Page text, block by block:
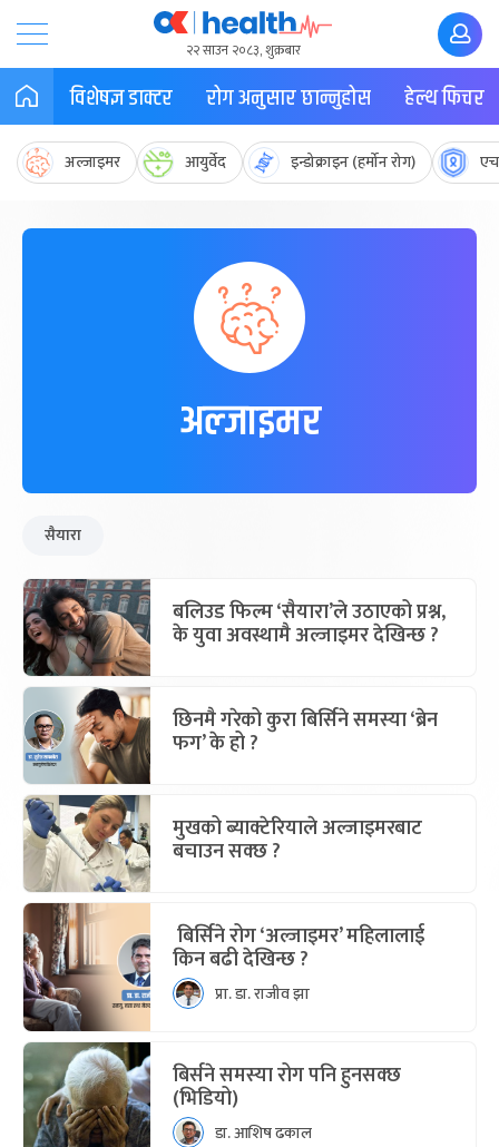
२२ साउन २०८३, शुक्रबार
विशेषज्ञ डाक्टर रोग अनुसार छान्नुहोस हेल्थ फिचर
अल्जाइमर आयुर्वेद इन्डोक्राइन (हर्मोन रोग)
अल्जाइमर
सैयारा
बलिउड फिल्म ‘सैयारा’ले उठाएको प्रश्न,
के युवा अवस्थामै अल्जाइमर देखिन्छ ?
छिनमै गरेको कुरा बिर्सिने समस्या ‘ब्रेन
फग’ के हो ?
मुखको ब्याक्टेरियाले अल्जाइमरबाट
बचाउन सक्छ ?
बिर्सिने रोग ‘अल्जाइमर’ महिलालाई
किन बढी देखिन्छ ?
प्रा. डा. राजीव झा
बिर्सने समस्या रोग पनि हुनसक्छ
(भिडियो)
डा. आशिष ढकाल